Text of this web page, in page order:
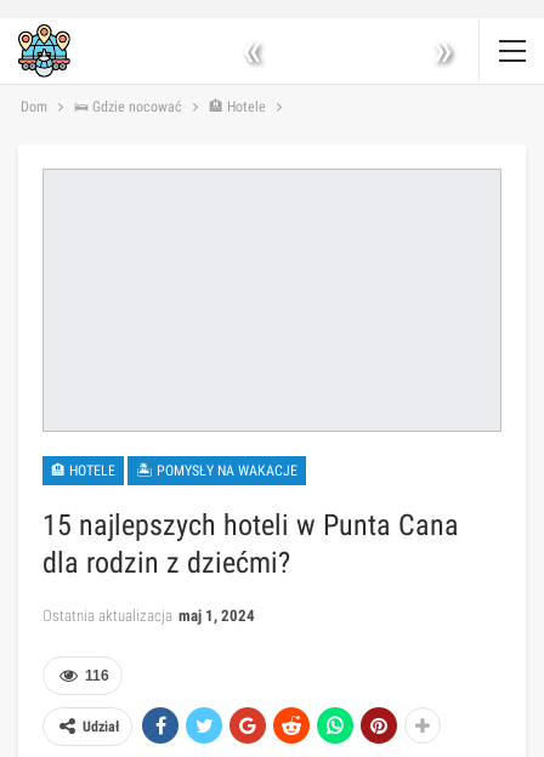
« »
Dom 🛌 Gdzie nocować 🏨 Hotele
🏨 HOTELE 🏝 POMYSŁY NA WAKACJE
15 najlepszych hoteli w Punta Cana
dla rodzin z dziećmi?
Ostatnia aktualizacja maj 1, 2024
116
Udział